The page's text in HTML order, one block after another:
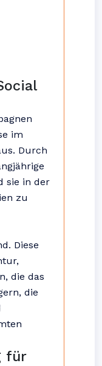
im
Durch
sie in der
zu
Diese
die das
die
für